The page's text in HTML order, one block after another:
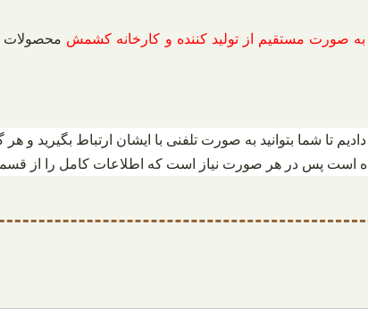
به صورت مستقیم از تولید کننده و کارخانه کشمش محصولات
شما بتوانید به صورت تلفنی با ایشان ارتباط بگیرید و
است پس در هر صورت نیاز است که اطلاعات کامل را از